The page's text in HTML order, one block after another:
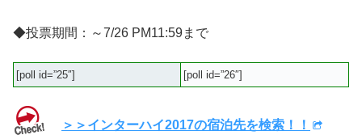
◆投票期間：～7/26 PM11:59まで
[poll id=”25″] [poll id=”26″]
＞＞インターハイ2017の宿泊先を検索！！